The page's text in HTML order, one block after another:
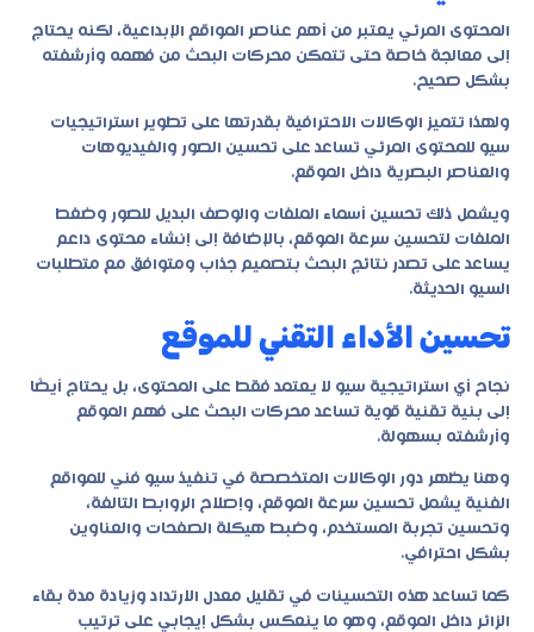
المحتوى المرئي يعتبر من أهم عناصر المواقع الإبداعية، لكنه يحتاج
إلى معالجة خاصة حتى تتمكن محركات البحث من فهمه وأرشفته
بشكل صحيح.
ولهذا تتميز الوكالات الاحترافية بقدرتها على تطوير استراتيجيات
سيو للمحتوى المرئي تساعد على تحسين الصور والفيديوهات
والعناصر البصرية داخل الموقع.
ويشمل ذلك تحسين أسماء الملفات والوصف البديل للصور وضغط
الملفات لتحسين سرعة الموقع، بالإضافة إلى إنشاء محتوى داعم
يساعد على تصدر نتائج البحث بتصميم جذاب ومتوافق مع متطلبات
السيو الحديثة.
تحسين الأداء التقني للموقع
نجاح أي استراتيجية سيو لا يعتمد فقط على المحتوى، بل يحتاج أيضًا
إلى بنية تقنية قوية تساعد محركات البحث على فهم الموقع
وأرشفته بسهولة.
وهنا يظهر دور الوكالات المتخصصة في تنفيذ سيو فني للمواقع
الفنية يشمل تحسين سرعة الموقع، وإصلاح الروابط التالفة،
وتحسين تجربة المستخدم، وضبط هيكلة الصفحات والعناوين
بشكل احترافي.
كما تساعد هذه التحسينات في تقليل معدل الارتداد وزيادة مدة بقاء
الزائر داخل الموقع، وهو ما ينعكس بشكل إيجابي على ترتيب